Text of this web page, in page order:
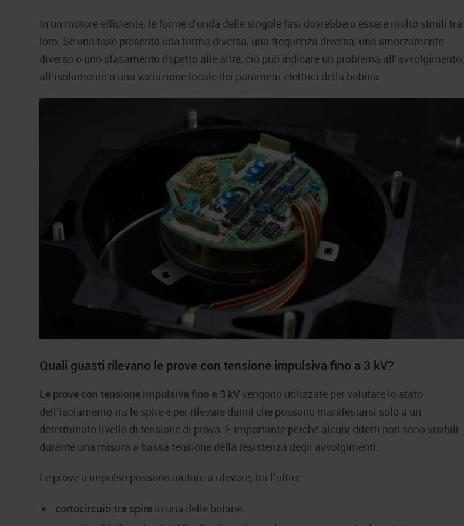
In un motore efficiente, le forme d’onda delle singole fasi dovrebbero essere molto simili tra
loro. Se una fase presenta una forma diversa, una frequenza diversa, uno smorzamento
diverso o uno sfasamento rispetto alle altre, ciò può indicare un problema all’avvolgimento,
all’isolamento o una variazione locale dei parametri elettrici della bobina.
Quali guasti rilevano le prove con tensione impulsiva fino a 3 kV?
Le prove con tensione impulsiva fino a 3 kV vengono utilizzate per valutare lo stato
dell’isolamento tra le spire e per rilevare danni che possono manifestarsi solo a un
determinato livello di tensione di prova. È importante perché alcuni difetti non sono visibili
durante una misura a bassa tensione della resistenza degli avvolgimenti.
Le prove a impulso possono aiutare a rilevare, tra l’altro:
cortocircuiti tra spire in una delle bobine,